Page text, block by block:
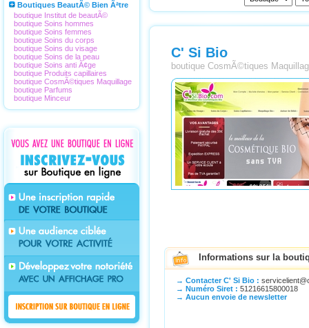
Boutiques BeautÃ© Bien Ãªtre
boutique Institut de beautÃ©
boutique Soins hommes
boutique Soins femmes
boutique Soins du corps
boutique Soins du visage
boutique Soins de la peau
boutique Soins anti Ã¢ge
boutique Produits capillaires
boutique CosmÃ©tiques Maquillage
boutique Parfums
boutique Minceur
C' Si Bio
boutique CosmÃ©tiques
Informations sur la
→ Contacter C' Si Bio :
→ Numéro Siret : 51216615800018
→ Aucun envoie de newsletter